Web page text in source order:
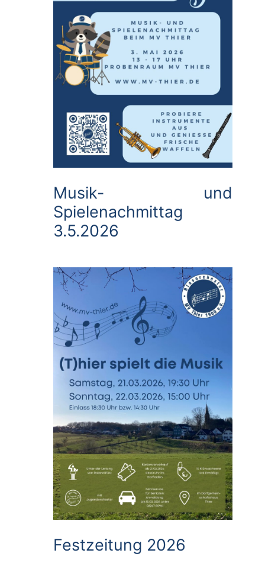
Musik- und
Spielenachmittag
3.5.2026
Festzeitung 2026